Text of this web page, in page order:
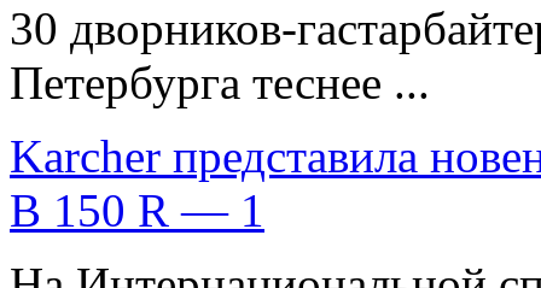
30 дворников-
Петербурга теснее ...
Karcher представила
B 150 R — 1